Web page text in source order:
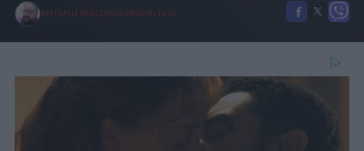
ΒΑΓΓΕΛΗΣ ΧΑΝΤΖΗΣ 06/08/2020 13:02